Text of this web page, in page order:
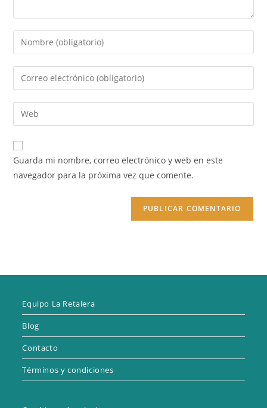
Introduce
tu
nombre
de
usuario
para
comentar
Introduce
tu
dirección
de
electrónico
para
comentar
Introduce
la
URL
de
Guarda mi nombre, correo electrónico y web en este
navegador para la próxima vez que comente.
Equipo La Retalera
Blog
Contacto
Términos y condiciones